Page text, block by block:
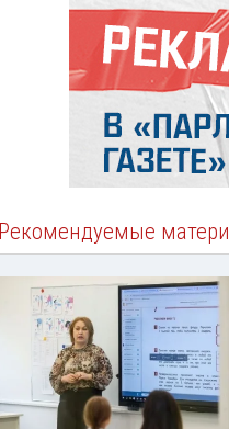
Рекомендуемые